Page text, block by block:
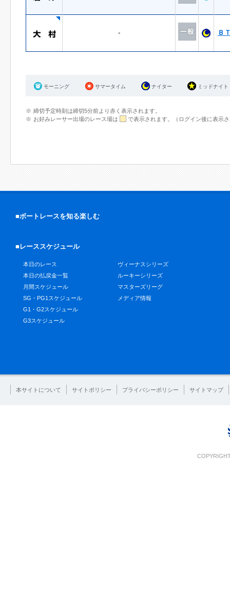
- Ｂ
モーニング サマータイム ナイター ミッドナイト
締切予定時刻は締切5分前より赤く表示されます。
お好みレーサー出場のレース場は
で表示されます。（ログイン後に表示
■ボートレースを知る楽しむ
■レーススケジュール
本日のレース
本日の払戻金一覧
月間スケジュール
SG・PG1スケジュール
G1・G2スケジュール
G3スケジュール
ヴィーナスシリーズ
ルーキーシリーズ
マスターズリーグ
メディア情報
本サイトについて サイトポリシー プライバシーポリシー サイトマップ